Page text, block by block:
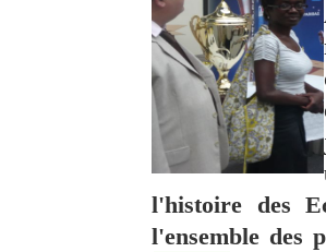
l'histoire des
l'ensemble des